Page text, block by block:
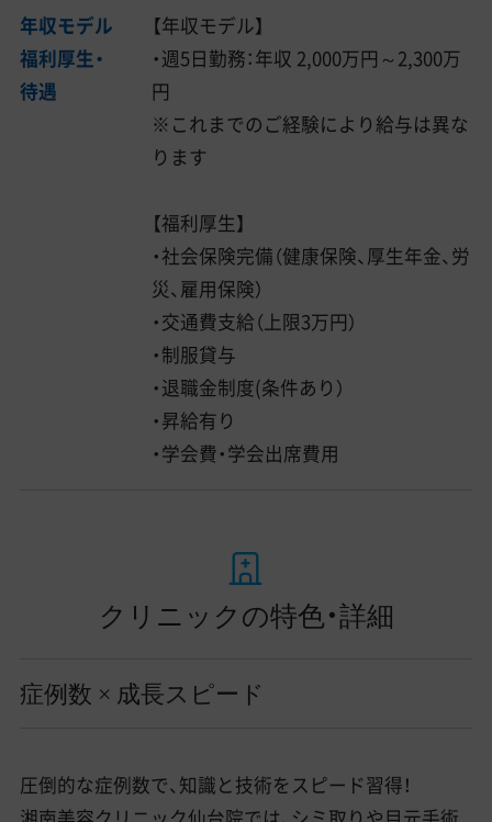
年収モデル
福利厚生・
待遇
【年収モデル】
・週5日勤務：年収 2,000万円～2,300万
円
※これまでのご経験により給与は異な
ります
【福利厚生】
・社会保険完備（健康保険、厚生年金、労
災、雇用保険）
・交通費支給（上限3万円）
・制服貸与
・退職金制度(条件あり）
・昇給有り
・学会費・学会出席費用
クリニックの特色・詳細
症例数 × 成長スピード
圧倒的な症例数で、知識と技術をスピード習得！